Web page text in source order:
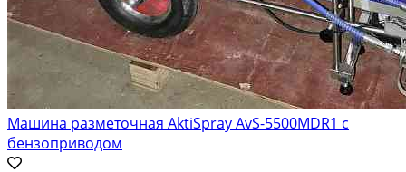
Машина разметочная AktiSpray AvS-5500MDR1 с
бензоприводом